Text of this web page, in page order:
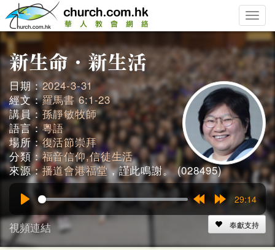
Toggle
日期：2024-3-31
經文：羅馬書 6:1-23
講員： 孫靜敏牧師
語言：粵語
場所：復活節崇拜
分類：福音信仰,信徒生活
來源：播道會港福堂，謹此鳴謝。 (028495)
15s
29:14
視頻連結 奉獻支持